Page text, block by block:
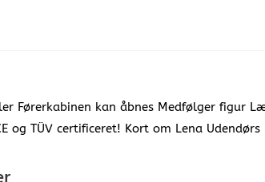
Førerkabinen kan åbnes Medfølger figur
og TÜV certificeret! Kort om Lena